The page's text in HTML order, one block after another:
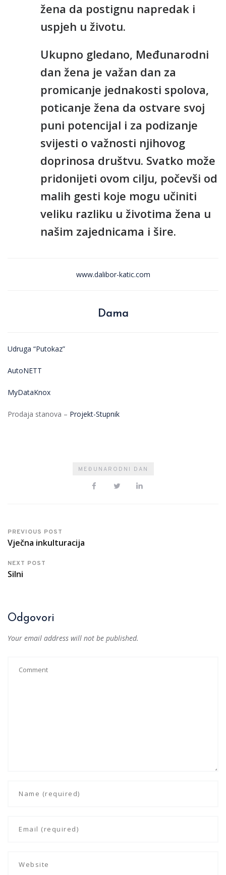
žena da postignu napredak i
uspjeh u životu.
Ukupno gledano, Međunarodni
dan žena je važan dan za
promicanje jednakosti spolova,
poticanje žena da ostvare svoj
puni potencijal i za podizanje
svijesti o važnosti njihovog
doprinosa društvu. Svatko može
pridonijeti ovom cilju, počevši od
malih gesti koje mogu učiniti
veliku razliku u životima žena u
našim zajednicama i šire.
www.dalibor-katic.com
Dama
Udruga “Putokaz”
AutoNETT
MyDataKnox
Prodaja stanova – Projekt-Stupnik
MEĐUNARODNI DAN
PREVIOUS POST
Vječna inkulturacija
NEXT POST
Silni
Odgovori
Your email address will not be published.